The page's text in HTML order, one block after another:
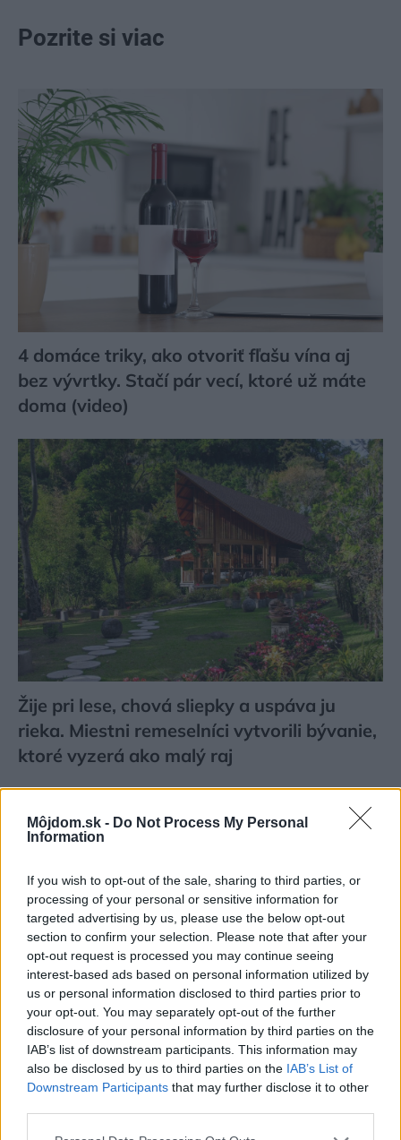
Môjdom.sk - Do Not Process My Personal
Information
If you wish to opt-out of the sale, sharing to third parties, or
processing of your personal or sensitive information for
targeted advertising by us, please use the below opt-out
section to confirm your selection. Please note that after your
opt-out request is processed you may continue seeing
interest-based ads based on personal information utilized by
us or personal information disclosed to third parties prior to
your opt-out. You may separately opt-out of the further
disclosure of your personal information by third parties on the
IAB’s list of downstream participants. This information may
also be disclosed by us to third parties on the IAB’s List of
Downstream Participants that may further disclose it to other
Please note that this website/app uses one or more Google
Pozrite si viac
4 domáce triky, ako otvoriť fľašu vína aj
bez vývrtky. Stačí pár vecí, ktoré už máte
doma (video)
Žije pri lese, chová sliepky a uspáva ju
rieka. Miestni remeselníci vytvorili bývanie,
ktoré vyzerá ako malý raj
Šíri sa z odpadkového koša silný zápach?
Tieto kroky vám pomôžu zbaviť sa ho